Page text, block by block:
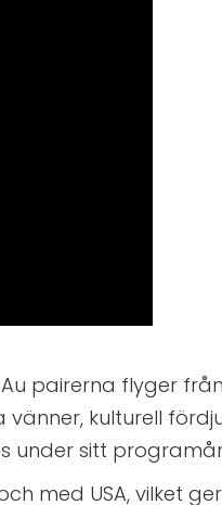
pairerna flyger
kulturell
under sitt
med USA, vilket